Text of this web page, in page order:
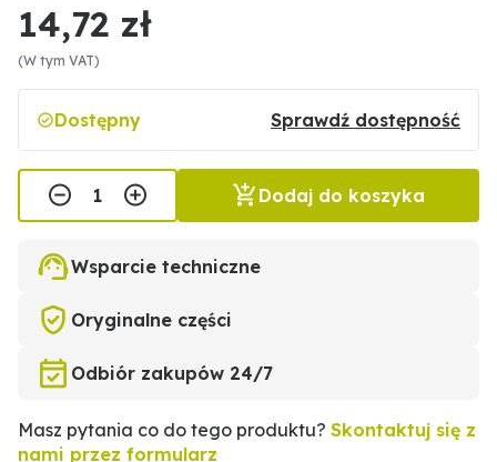
14,72 zł
(W tym VAT)
Dostępny Sprawdź dostępność
Dodaj do koszyka
Wsparcie techniczne
Oryginalne części
Odbiór zakupów 24/7
Masz pytania co do tego produktu? Skontaktuj się z
nami przez formularz